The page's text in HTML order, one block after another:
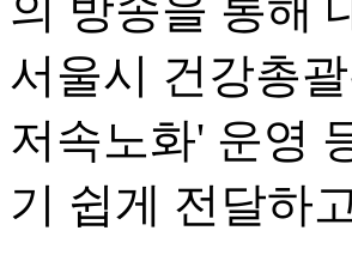
서울시 건강총
저속노화' 운영
기 쉽게 전달하